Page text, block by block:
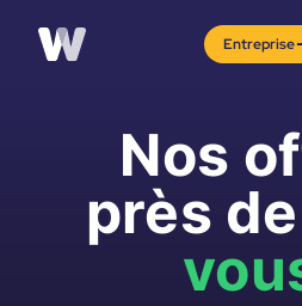
Entreprise
Nos
près de